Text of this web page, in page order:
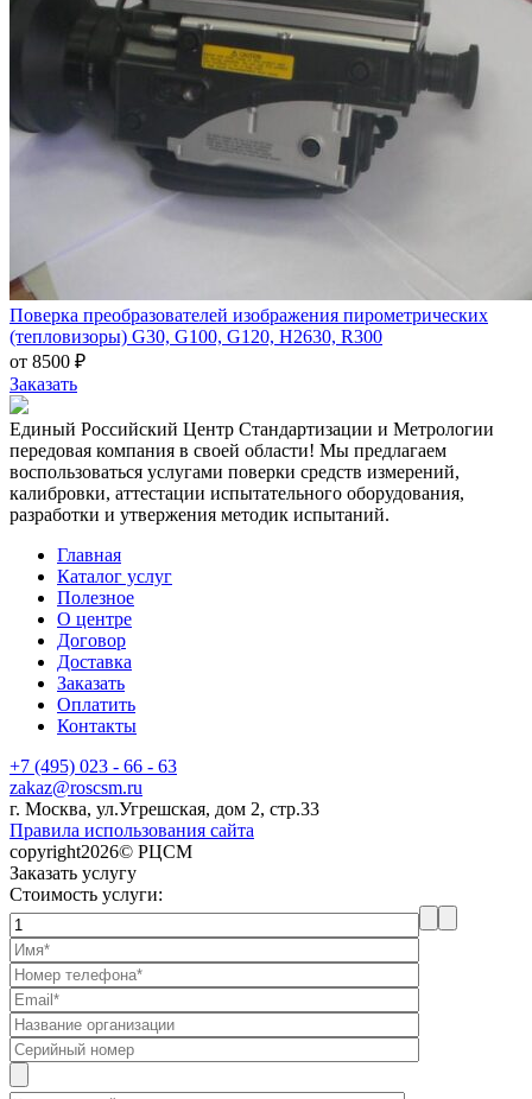
Поверка преобразователей изображения пирометрических
(тепловизоры) G30, G100, G120, H2630, R300
от 8500 ₽
Заказать
Единый Российский Центр Стандартизации и Метрологии
передовая компания в своей области! Мы предлагаем
воспользоваться услугами поверки средств измерений,
калибровки, аттестации испытательного оборудования,
разработки и утвержения методик испытаний.
Главная
Каталог услуг
Полезное
О центре
Договор
Доставка
Заказать
Оплатить
Контакты
+7 (495) 023 - 66 - 63
zakaz@roscsm.ru
г. Москва, ул.Угрешская, дом 2, стр.33
Правила использования сайта
copyright2026© РЦСМ
Заказать услугу
Стоимость услуги: